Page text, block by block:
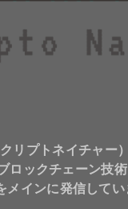
リプトネイチャー）
ロックチェーン技
メインに発信してい